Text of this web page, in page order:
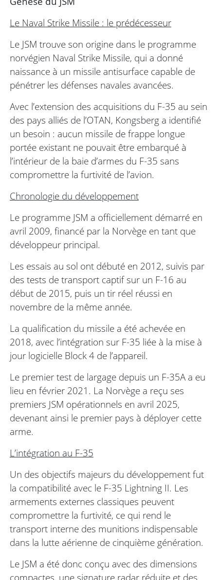
Le Naval Strike Missile : le prédécesseur
Le JSM trouve son origine dans le programme
norvégien Naval Strike Missile, qui a donné
naissance à un missile antisurface capable de
pénétrer les défenses navales avancées.
Avec l’extension des acquisitions du F-35 au sein
des pays alliés de l’OTAN, Kongsberg a identifié
un besoin : aucun missile de frappe longue
portée existant ne pouvait être embarqué à
l’intérieur de la baie d’armes du F-35 sans
compromettre la furtivité de l’avion.
Chronologie du développement
Le programme JSM a officiellement démarré en
avril 2009, financé par la Norvège en tant que
développeur principal.
Les essais au sol ont débuté en 2012, suivis par
des tests de transport captif sur un F-16 au
début de 2015, puis un tir réel réussi en
novembre de la même année.
La qualification du missile a été achevée en
2018, avec l’intégration sur F-35 liée à la mise à
jour logicielle Block 4 de l’appareil.
Le premier test de largage depuis un F-35A a eu
lieu en février 2021. La Norvège a reçu ses
premiers JSM opérationnels en avril 2025,
devenant ainsi le premier pays à déployer cette
arme.
L’intégration au F-35
Un des objectifs majeurs du développement fut
la compatibilité avec le F-35 Lightning II. Les
armements externes classiques peuvent
compromettre la furtivité, ce qui rend le
transport interne des munitions indispensable
dans la lutte aérienne de cinquième génération.
Le JSM a été donc conçu avec des dimensions